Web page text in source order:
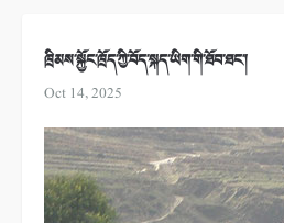
ཁྲིམས་སྐྱོང་ཁྲོད་ཀྱི་བོད་སྐད་ཡིག་གི་ཐོབ་ཐང་།
Oct 14, 2025